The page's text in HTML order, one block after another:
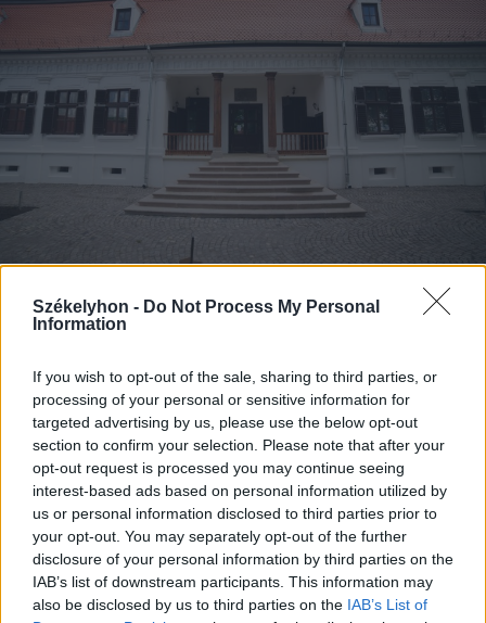
Székelyhon - Do Not Process My Personal
Information
If you wish to opt-out of the sale, sharing to third parties, or
processing of your personal or sensitive information for
targeted advertising by us, please use the below opt-out
section to confirm your selection. Please note that after your
opt-out request is processed you may continue seeing
interest-based ads based on personal information utilized by
us or personal information disclosed to third parties prior to
your opt-out. You may separately opt-out of the further
disclosure of your personal information by third parties on the
IAB’s list of downstream participants. This information may
also be disclosed by us to third parties on the IAB’s List of
2026. augusztus 09., vasárnap
Háromszék újabb drágaköve –
befejeződött az oltszemi Mikó-
kastély felújítása